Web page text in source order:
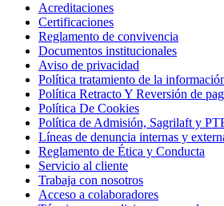
Acreditaciones
Certificaciones
Reglamento de convivencia
Documentos institucionales
Aviso de privacidad
Política tratamiento de la
Política Retracto Y Reversión de
Política De Cookies
Política de Admisión, Sagrilaft y
Líneas de denuncia internas y
Reglamento de Ética y Conducta
Servicio al cliente
Trabaja con nosotros
Acceso a colaboradores